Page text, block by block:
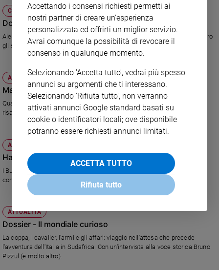
e
giovani
Adolescenza
Bioetica
Vai
Riflessioni
Video
Podcast
Privacy
Chi
CULTURA E SPETTACOLI
Doping, dove finisce lo sport
Alessandro Donati, ex allenatore dell'atletica nazionale, racconta in un libro
gli scandali e gli affari internazionali del doping.
ATTUALITÀ
Ma Cannes sa ancora sognare
Qualche delusione (Almodovar, Von Trier) ma anche fantasia, emozione,
risate e commozione. I grandi affari al margine del Festival.
ATTUALITÀ
Hai una buona idea? Dillo all'Angelo
I Business Angels spopolano in Francia. Ascoltano i giovani e finanziano,
come soci di minoranza, i progetti più convincenti. Risultato...
ATTUALITÀ
Dossier - Il mondiale curioso
La coppa, i cavalier, l'armi e gli affari: viaggio nell'attesa che precede
l'avventura dell'Italia in Sudafrica. Con un'intervista alla voce storica Bruno
Pizzul (e molto altro).
Accettando i consensi richiesti permetti ai
nostri partner di creare un'esperienza
personalizzata ed offrirti un miglior servizio.
Avrai comunque la possibilità di revocare il
consenso in qualunque momento.
Selezionando 'Accetta tutto', vedrai più spesso
annunci su argomenti che ti interessano.
Selezionando 'Rifiuta tutto', non verranno
attivati annunci Google standard basati su
cookie o identificatori locali; ove disponibile
potranno essere richiesti annunci limitati.
ACCETTA TUTTO
Rifiuta tutto